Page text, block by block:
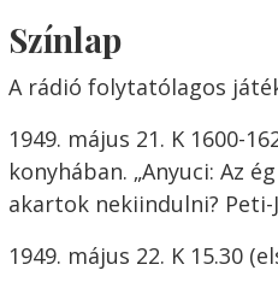
Színlap
A rádió folytatólagos
1949. május 21. K 1600-
konyhában. „Anyuci: Az
akartok nekiindulni? Peti-
1949. május 22. K 15.30